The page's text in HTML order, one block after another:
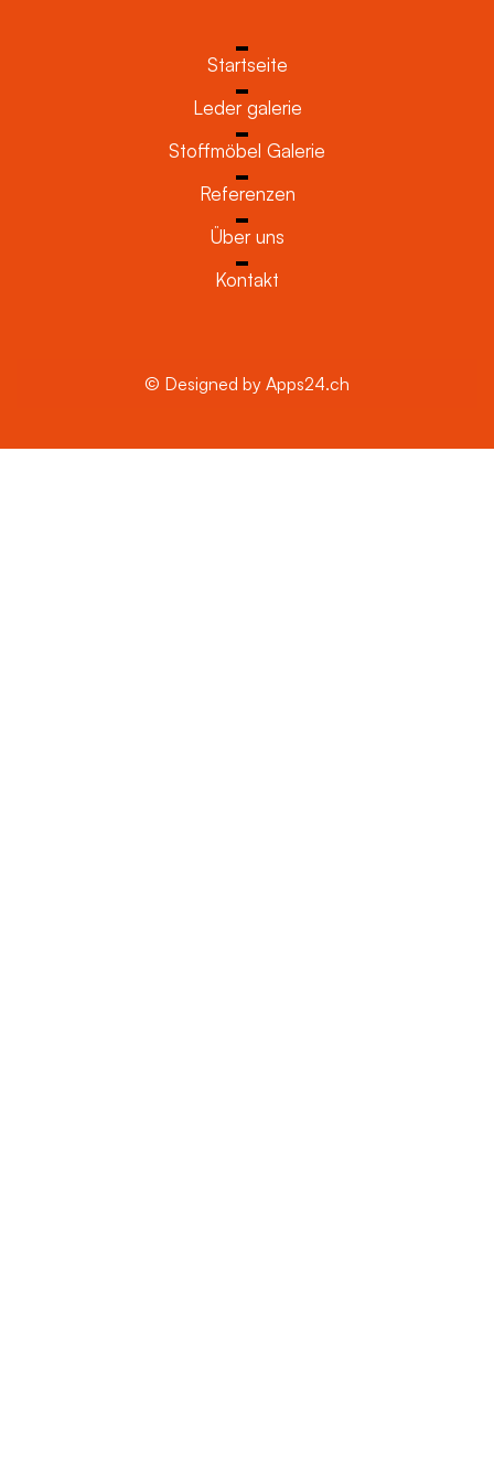
Startseite
Leder galerie
Stoffmöbel Galerie
Referenzen
Über uns
Kontakt
© Designed by Apps24.ch